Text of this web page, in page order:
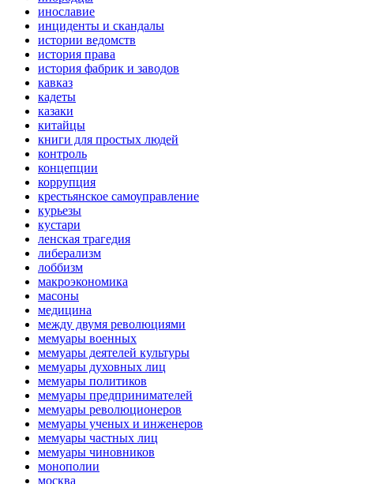
инославие
инциденты и скандалы
истории ведомств
история права
история фабрик и заводов
кавказ
кадеты
казаки
китайцы
книги для простых людей
контроль
концепции
коррупция
крестьянское самоуправление
курьезы
кустари
ленская трагедия
либерализм
лоббизм
макроэкономика
масоны
медицина
между двумя революциями
мемуары военных
мемуары деятелей культуры
мемуары духовных лиц
мемуары политиков
мемуары предпринимателей
мемуары революционеров
мемуары ученых и инженеров
мемуары частных лиц
мемуары чиновников
монополии
москва